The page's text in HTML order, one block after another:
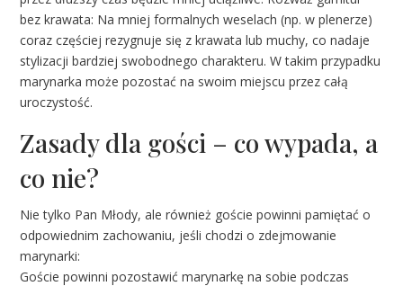
bez krawata: Na mniej formalnych weselach (np. w plenerze)
coraz częściej rezygnuje się z krawata lub muchy, co nadaje
stylizacji bardziej swobodnego charakteru. W takim przypadku
marynarka może pozostać na swoim miejscu przez całą
uroczystość.
Zasady dla gości – co wypada, a
co nie?
Nie tylko Pan Młody, ale również goście powinni pamiętać o
odpowiednim zachowaniu, jeśli chodzi o zdejmowanie
marynarki:
Goście powinni pozostawić marynarkę na sobie podczas